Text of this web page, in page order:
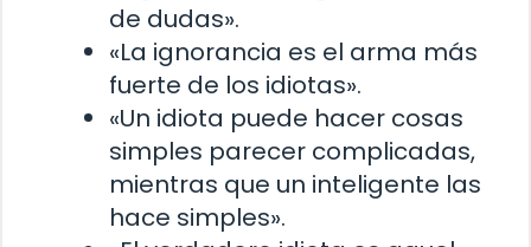
de dudas».
«La ignorancia es el arma más
fuerte de los idiotas».
«Un idiota puede hacer cosas
simples parecer complicadas,
mientras que un inteligente las
hace simples».